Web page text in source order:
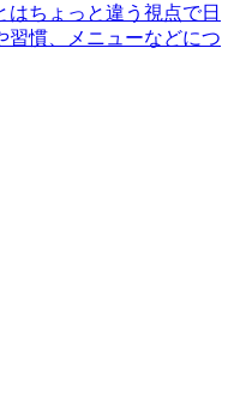
はちょっと違う視点で日
習慣、メニューなどにつ